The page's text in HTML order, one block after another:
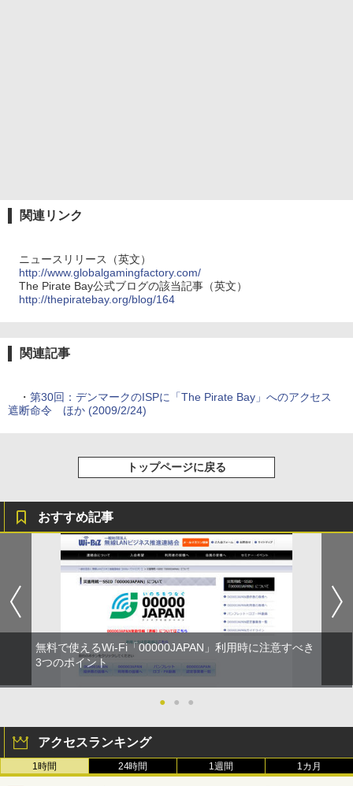
関連リンク
ニュースリリース（英文）
http://www.globalgamingfactory.com/
The Pirate Bay公式ブログの該当記事（英文）
http://thepiratebay.org/blog/164
関連記事
・ 第30回：デンマークのISPに「The Pirate Bay」へのアクセス
遮断命令 ほか (2009/2/24)
トップページに戻る
おすすめ記事
無料で使えるWi-Fi「00000JAPAN」利用時に注意すべき
3つのポイント
● ● ●
アクセスランキング
1時間 24時間 1週間 1カ月